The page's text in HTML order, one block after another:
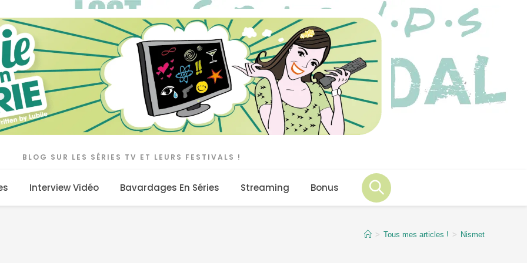
BLOG SUR LES SÉRIES TV ET LEURS FESTIVALS !
Interview Vidéo Bavardages En Séries Streaming Bonus
> Tous mes articles ! > Nismet